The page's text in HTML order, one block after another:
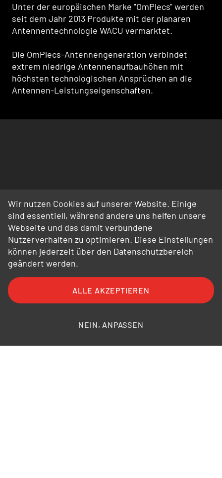
Unter der europäischen Marke "OmPlecs" werden
seit dem Jahr 2013 Produkte mit der planaren
Antennentechnologie WACU vermarktet.
Die OmPlecs-Antennengeneration verbindet
extrem niedrige Antennenaufbauhöhen mit
höchsten technologischen Ansprüchen an die
Antennen-Leistungseigenschaften.
FAQ AGB AEB Datenschutz Impressum
Wir nutzen Cookies auf unserer Website. Einige
sind essentiell, während andere uns helfen unsere
Webseite und das damit verbundene
Nutzerverhalten zu optimieren. Diese Einstellungen
können jederzeit über den Datenschutzbereich
geändert werden.
ALLE AKZEPTIEREN
NEIN, ANPASSEN